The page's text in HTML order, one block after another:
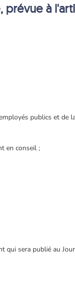
à
publics et de
en conseil ;
qui sera publié au